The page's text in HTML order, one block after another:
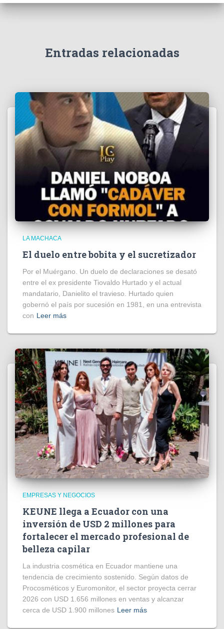
e
Entradas relacionadas
LA MACHACA
El duelo entre bobita y el sucretizador
Por el Muérgano. Un duelo de declaraciones se desató
entre el ex presidente Tiovaldo Hurtado y el actual
mandatario, Danielito el travieso. Hurtado quien
gobernó el país por sucesión en 1981, en una entrevista
con Leer más
EMPRESAS Y NEGOCIOS
KEUNE llega a Ecuador con una
inversión de USD 2 millones para
fortalecer el mercado profesional de
belleza capilar
La industria cosmética en Ecuador mantiene una
tendencia de crecimiento sostenido. Según datos de
Procosméticos y Euromonitor, el sector proyecta cerrar
2026 con USD 1.656 millones en ventas y alcanzar
cerca de USD 1.900 millones Leer más